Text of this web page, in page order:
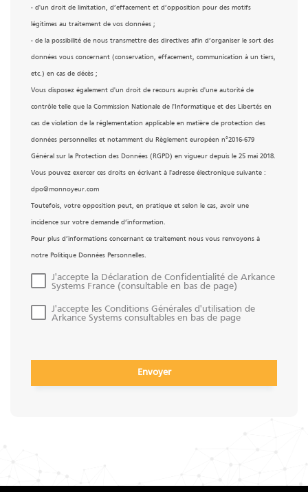
- d'un droit de limitation, d’effacement et d’opposition pour des motifs
légitimes au traitement de vos données ;
- de la possibilité de nous transmettre des directives afin d’organiser le sort des
données vous concernant (conservation, effacement, communication à un tiers,
etc.) en cas de décès ;
Vous disposez également d'un droit de recours auprès d'une autorité de
contrôle telle que la Commission Nationale de l'Informatique et des Libertés en
cas de violation de la réglementation applicable en matière de protection des
données personnelles et notamment du Règlement européen n°2016-679
Général sur la Protection des Données (RGPD) en vigueur depuis le 25 mai 2018.
Vous pouvez exercer ces droits en écrivant à l'adresse électronique suivante :
dpo@monnoyeur.com
Toutefois, votre opposition peut, en pratique et selon le cas, avoir une
incidence sur votre demande d’information.
Pour plus d’informations concernant ce traitement nous vous renvoyons à
notre Politique Données Personnelles.
J'accepte la Déclaration de Confidentialité de Arkance
Systems France (consultable en bas de page)
J'accepte les Conditions Générales d'utilisation de
Arkance Systems consultables en bas de page